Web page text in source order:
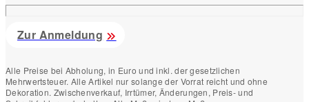
Zur Anmeldung
Alle Preise bei Abholung, in Euro und inkl. der gesetzlichen
Mehrwertsteuer. Alle Artikel nur solange der Vorrat reicht und ohne
Dekoration. Zwischenverkauf, Irrtümer, Änderungen, Preis- und